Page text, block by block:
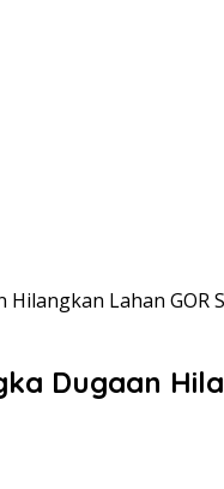
Hilangkan Lahan GOR
Dugaan